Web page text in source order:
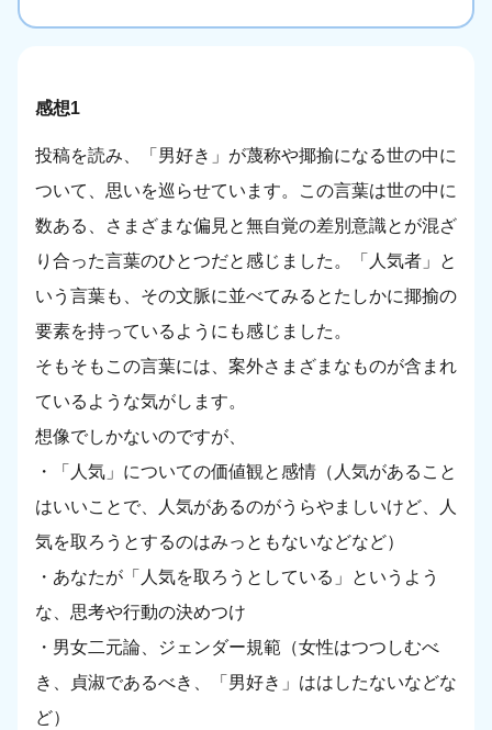
感想1
投稿を読み、「男好き」が蔑称や揶揄になる世の中に
ついて、思いを巡らせています。この言葉は世の中に
数ある、さまざまな偏見と無自覚の差別意識とが混ざ
り合った言葉のひとつだと感じました。「人気者」と
いう言葉も、その文脈に並べてみるとたしかに揶揄の
要素を持っているようにも感じました。
そもそもこの言葉には、案外さまざまなものが含まれ
ているような気がします。
想像でしかないのですが、
・「人気」についての価値観と感情（人気があること
はいいことで、人気があるのがうらやましいけど、人
気を取ろうとするのはみっともないなどなど）
・あなたが「人気を取ろうとしている」というよう
な、思考や行動の決めつけ
・男女二元論、ジェンダー規範（女性はつつしむべ
き、貞淑であるべき、「男好き」ははしたないなどな
ど）